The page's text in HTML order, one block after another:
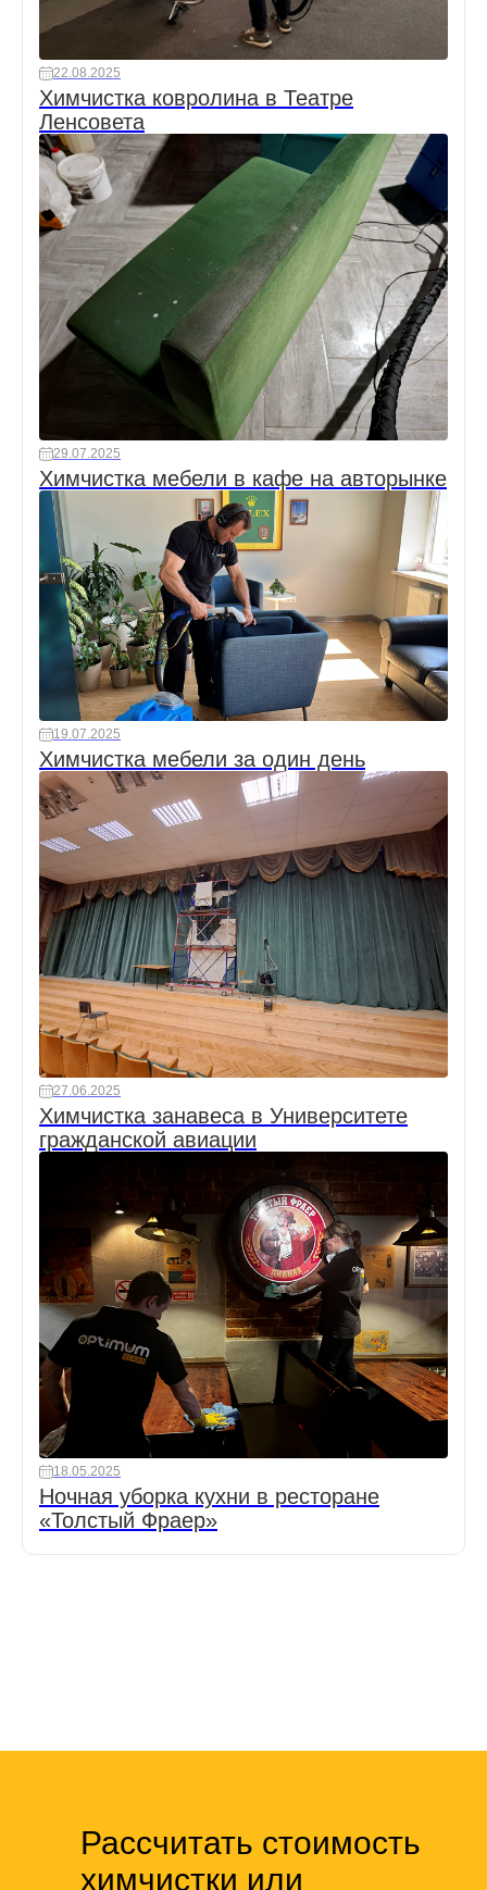
22.08.2025
Химчистка ковролина в Театре
Ленсовета
29.07.2025
Химчистка мебели в кафе на авторынке
19.07.2025
Химчистка мебели за один день
27.06.2025
Химчистка занавеса в Университете
гражданской авиации
18.05.2025
Ночная уборка кухни в ресторане
«Толстый Фраер»
Рассчитать стоимость
химчистки или